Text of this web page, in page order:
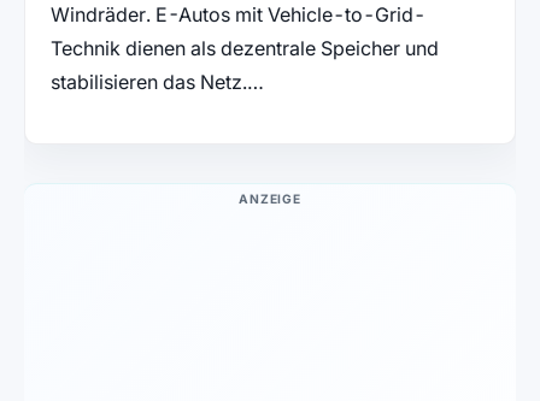
Windräder. E-Autos mit Vehicle-to-Grid-
Technik dienen als dezentrale Speicher und
stabilisieren das Netz.…
ANZEIGE